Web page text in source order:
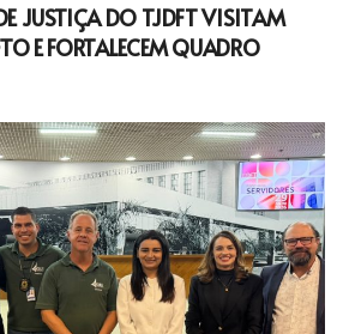
JUSTIÇA DO TJDFT VISITAM
E FORTALECEM QUADRO